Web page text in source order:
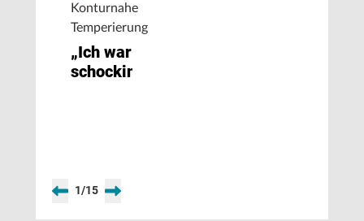
Konturnahe
Temperierung
„Ich war
schockinfiziert“
1/15